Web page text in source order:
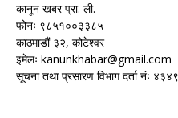
कानून खबर प्रा. ली.
फोनः ९८५१००३३८५
काठमाडौं ३२, कोटेश्वर
इमेलः kanunkhabar@gmail.com
सूचना तथा प्रसारण विभाग दर्ता नंः